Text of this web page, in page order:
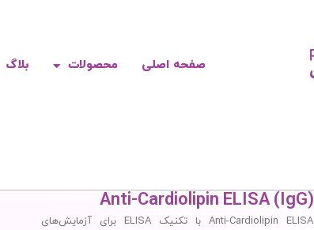
صفحه اصلی محصولات بلاگ
Anti-Cardiolipin ELISA (IgG)
کیت Anti-Cardiolipin ELISA (IgG) با تکنیک ELISA برای آزمایش‌های